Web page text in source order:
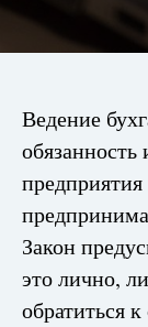
Ведение
Закон
это лично,
обратиться